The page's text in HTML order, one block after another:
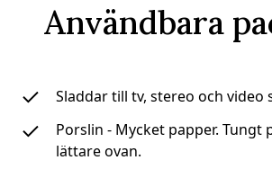
Användbara
Sladdar till tv, stereo och video
Porslin - Mycket papper. Tungt
lättare ovan.